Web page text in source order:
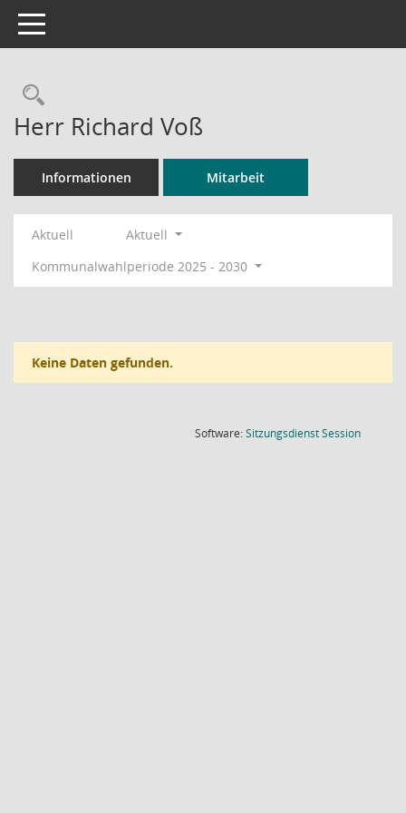
Toggle navigation
Rechercheauswahl
Herr Richard Voß
Informationen Mitarbeit
Aktuell
Aktuell
Kommunalwahlperiode 2025 - 2030
Keine Daten gefunden.
Software:SitzungsdienstSession(Wird in